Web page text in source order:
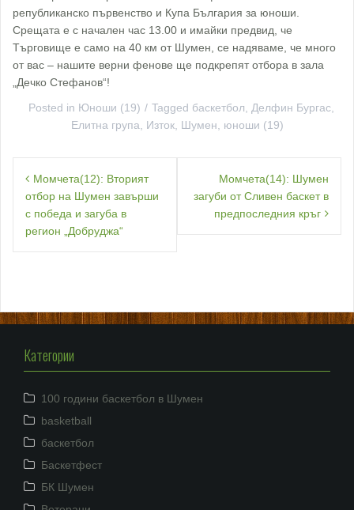
републиканско първенство и Купа България за юноши.
Срещата е с начален час 13.00 и имайки предвид, че
Търговище е само на 40 км от Шумен, се надяваме, че много
от вас – нашите верни фенове ще подкрепят отбора в зала
„Дечко Стефанов“!
Posted in Юноши (19) Tagged баскетбол Делфин Бургас,
Елитна група
Изток, Шумен юноши (19)
Навигация
Момчета(12): Вторият
отбор на Шумен завърши
с победа и загуба в
регион „Добруджа“
Момчета(14): Шумен
загуби от Сливен баскет в
предпоследния кръг
Категории
100 години баскетбол в Шумен
basketball
баскетбол
Баскетфест
БК Шумен